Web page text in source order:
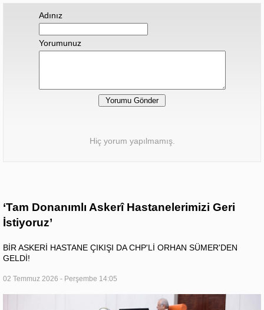
Adınız
Yorumunuz
Hiç yorum yapılmamış.
‘Tam Donanımlı Askerî Hastanelerimizi Geri
İstiyoruz’
BİR ASKERİ HASTANE ÇIKIŞI DA CHP'Lİ ORHAN SÜMER'DEN
GELDİ!
02 Temmuz 2026 - Perşembe 14:05